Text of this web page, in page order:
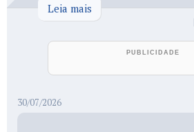
Leia mais
30/07/2026